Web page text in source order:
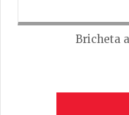
Bricheta